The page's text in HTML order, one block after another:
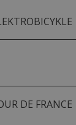
DE FRANCE